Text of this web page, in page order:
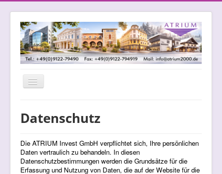
Navigation
an/aus
Datenschutz
Die ATRIUM Invest GmbH verpflichtet sich, Ihre persönlichen
Daten vertraulich zu behandeln. In diesen
Datenschutzbestimmungen werden die Grundsätze für die
Erfassung und Nutzung von Daten, die auf der Website für die